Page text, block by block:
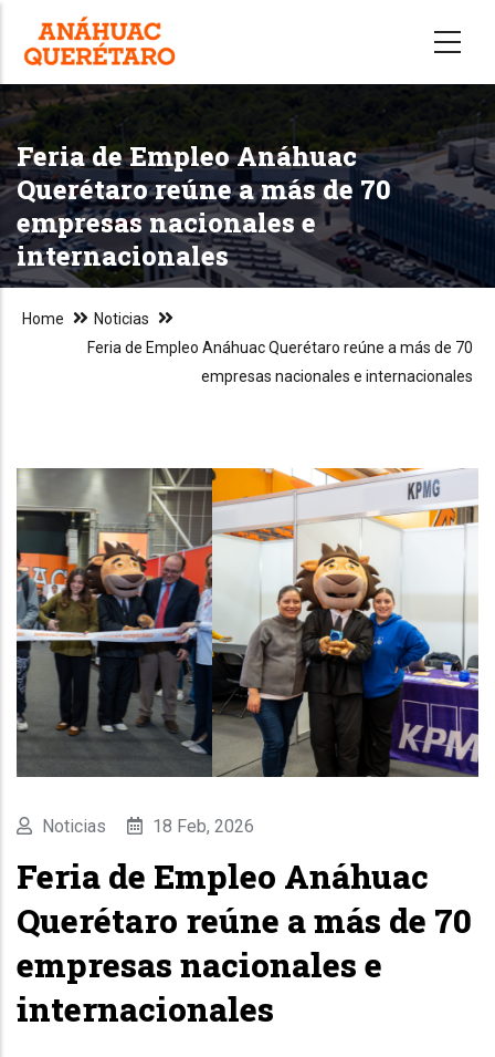
content
Feria de Empleo Anáhuac
Querétaro reúne a más de 70
empresas nacionales e
internacionales
Home
Noticias
Feria de Empleo Anáhuac Querétaro reúne a más de 70
empresas nacionales e internacionales
Noticias 18 Feb, 2026
Feria de Empleo Anáhuac
Querétaro reúne a más de 70
empresas nacionales e
internacionales